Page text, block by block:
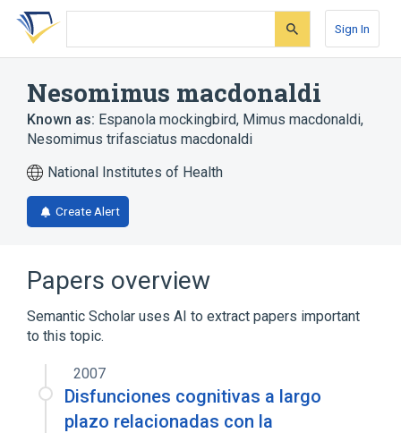
Skip
search
Skip
Skip
account
Sign In
Nesomimus macdonaldi
Known as: Espanola mockingbird, Mimus macdonaldi,
Nesomimus trifasciatus macdonaldi
National Institutes of Health
Create Alert
Papers overview
Semantic Scholar uses AI to extract papers important
to this topic.
2007
Disfunciones cognitivas a largo
plazo relacionadas con la